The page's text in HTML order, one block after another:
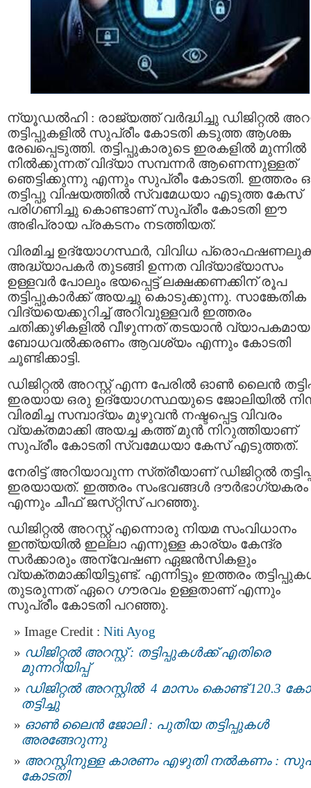
ന്യൂഡൽഹി : രാജ്യത്ത് വർദ്ധിച്ചു ഡിജിറ്റൽ
തട്ടിപ്പുകളിൽ സുപ്രീം കോടതി കടുത്ത ആശങ്ക
രേഖപ്പെടുത്തി. തട്ടിപ്പുകാരുടെ ഇരകളിൽ മുന്നിൽ
നിൽക്കുന്നത് വിദ്യാ സമ്പന്നർ ആണെന്നുള്ളത്
ഞെട്ടിക്കുന്നു എന്നും സുപ്രീം കോടതി. ഇത്തരം
തട്ടിപ്പു വിഷയത്തിൽ സ്വമേധയാ എടുത്ത കേസ്‌
പരിഗണിച്ചു കൊണ്ടാണ് സുപ്രീം കോടതി ഈ
അഭിപ്രായ പ്രകടനം നടത്തിയത്.
വിരമിച്ച ഉദ്യോഗസ്ഥർ, വിവിധ
അദ്ധ്യാപകർ തുടങ്ങി ഉന്നത വിദ്യാഭ്യാസം
ഉള്ളവർ പോലും ഭയപ്പെട്ട് ലക്ഷക്കണക്കിന് രൂപ
തട്ടിപ്പുകാർക്ക് അയച്ചു കൊടുക്കുന്നു. സാങ്കേതിക
വിദ്യയെക്കുറിച്ച് അറിവുള്ളവർ ഇത്തരം
ചതിക്കുഴികളിൽ വീഴുന്നത് തടയാൻ വ്യാപകമായ
ബോധവൽക്കരണം ആവശ്യം എന്നും കോടതി
ചൂണ്ടിക്കാട്ടി.
ഡിജിറ്റൽ അറസ്റ്റ് എന്ന പേരിൽ ഓൺ ലൈൻ
ഇരയായ ഒരു ഉദ്യോഗസ്ഥയുടെ ജോലിയിൽ
വിരമിച്ച സമ്പാദ്യം മുഴുവൻ നഷ്ടപ്പെട്ട വിവരം
വ്യക്തമാക്കി അയച്ച കത്ത് മുൻ നിറുത്തിയാണ്
സുപ്രീം കോടതി സ്വമേധയാ കേസ് എടുത്തത്.
നേരിട്ട് അറിയാവുന്ന സ്‌ത്രീയാണ്‌ ഡിജിറ്റൽ
ഇരയായത്. ഇത്തരം സംഭവങ്ങൾ ദ‍ൗർഭാഗ്യകരം
എന്നും ചീഫ്‌ ജസ്‌റ്റിസ്‌ പറഞ്ഞു.
ഡിജിറ്റൽ അറസ്റ്റ് എന്നൊരു നിയമ സംവിധാനം
ഇന്ത്യയിൽ ഇല്ലാ എന്നുള്ള കാര്യം കേന്ദ്ര
സർക്കാരും അന്വേഷണ ഏജൻസികളും
വ്യക്തമാക്കിയിട്ടുണ്ട്. എന്നിട്ടും ഇത്തരം
തുടരുന്നത് ഏറെ ഗൗരവം ഉള്ളതാണ് എന്നും
സുപ്രീം കോടതി പറഞ്ഞു.
Image Credit : Niti Ayog
ഡിജിറ്റല്‍ അറസ്റ്റ് : തട്ടിപ്പുകള്‍ക്ക് എതിരെ
മുന്നറിയിപ്പ്
ഡിജിറ്റല്‍ അറസ്റ്റില്‍ 4 മാസം കൊണ്ട് 120.3
തട്ടിച്ചു
ഓണ്‍ ലൈന്‍ ജോലി : പുതിയ തട്ടിപ്പുകൾ
അരങ്ങേറുന്നു
അറസ്റ്റിനുള്ള കാരണം എഴുതി നൽകണം :
കോടതി